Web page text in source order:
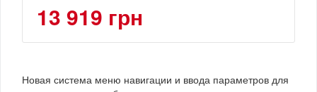
13 919 грн
Новая система меню навигации и ввода параметров для